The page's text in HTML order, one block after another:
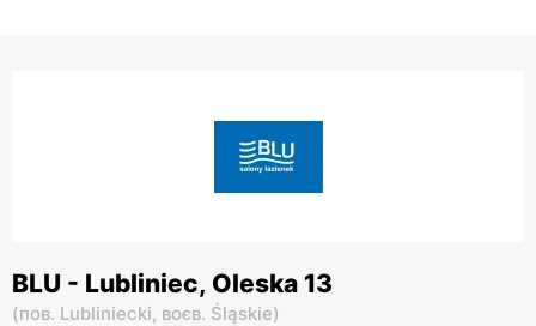
BLU - Lubliniec, Oleska 13
(пов. Lubliniecki, воєв. Śląskie)